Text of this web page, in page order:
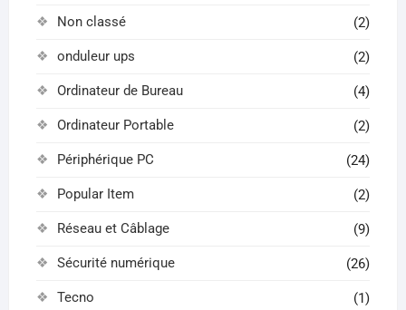
Non classé (2)
onduleur ups (2)
Ordinateur de Bureau (4)
Ordinateur Portable (2)
Périphérique PC (24)
Popular Item (2)
Réseau et Câblage (9)
Sécurité numérique (26)
Tecno (1)